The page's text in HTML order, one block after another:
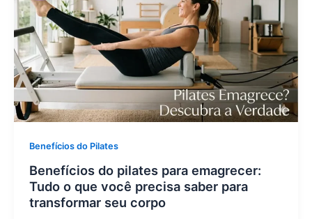
Benefícios do Pilates
Benefícios do pilates para emagrecer:
Tudo o que você precisa saber para
transformar seu corpo